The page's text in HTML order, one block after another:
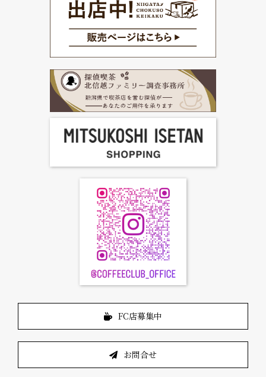
FC加盟店募集
FC店募集中
お問合せ